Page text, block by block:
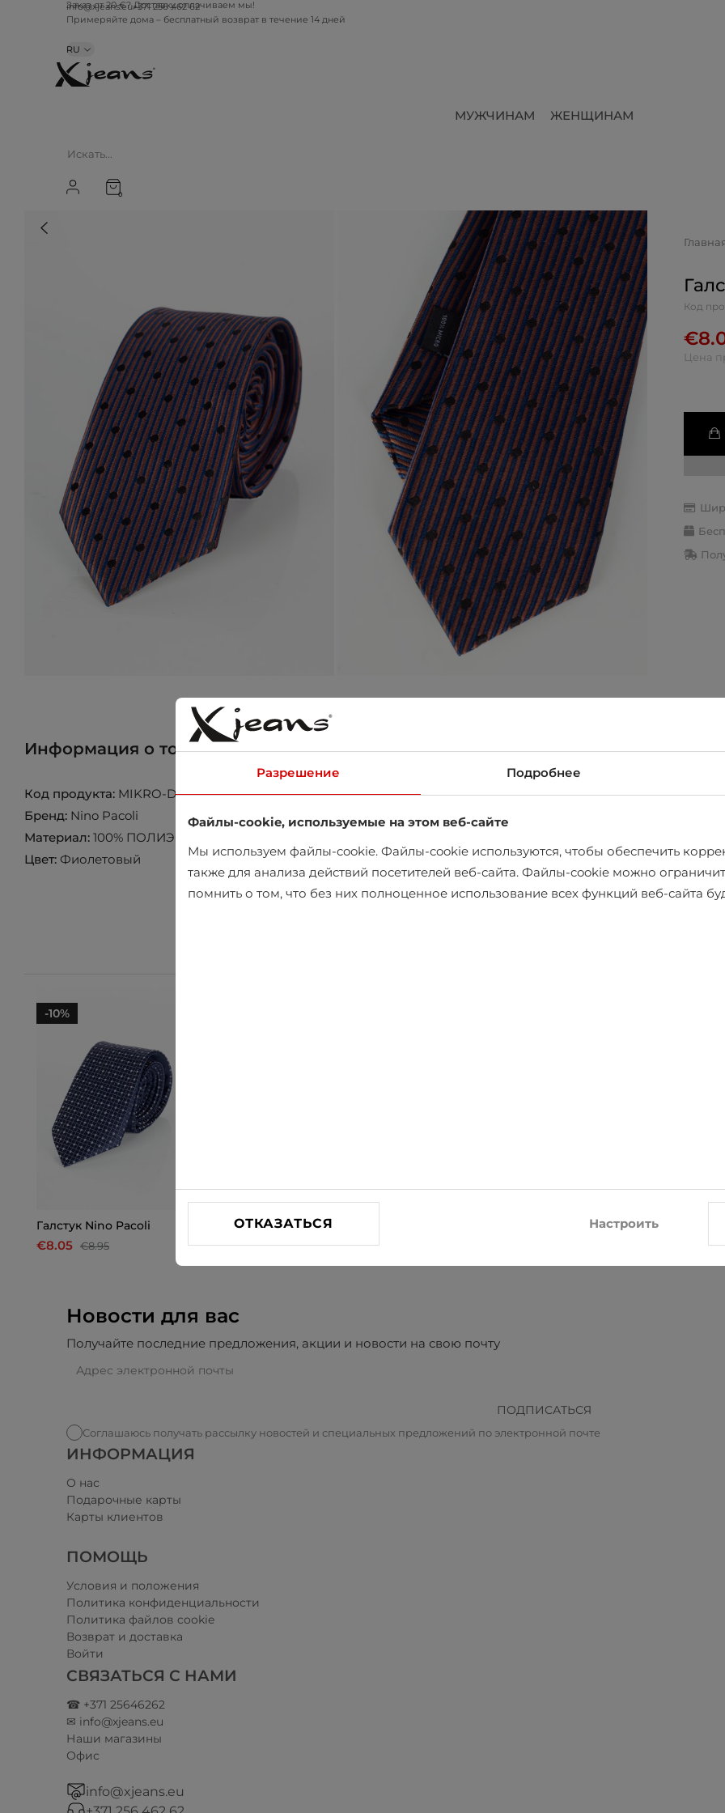
info@xjeans.eu+371 256 462 62
Заказ от 20 €? Доставку оплачиваем мы!
Примеряйте дома – бесплатный возврат в течение 14 дней
RU
МУЖЧИНАМ ЖЕНЩИНАМ
0
Код
€
Цена
Информация о товаре Найти товар в магазине
Код продукта: MIKRO-DESEN-SK1497-V8
Бренд: Nino Pacoli
Материал: 100% ПОЛИЭСТЕР
Цвет: Фиолетовый
-10%
Галстук Nino Pacoli
€8.05 €8.95
Галстук Nino Pacoli
€8.05 €8.95
Галстук Nino Pacoli
Новости для вас
Получайте последние предложения, акции и новости на свою почту
ПОДПИСАТЬСЯ
Соглашаюсь получать рассылку новостей и специальных предложений по электронной почте
ИНФОРМАЦИЯ
О нас
Подарочные карты
Карты клиентов
ПОМОЩЬ
Условия и положения​
Политика конфиденциальности
Политика файлов cookie
Возврат и доставка
Войти
СВЯЗАТЬСЯ С НАМИ
☎ +371 25646262
✉ info@xjeans.eu
Наши магазины
Офис
info@xjeans.eu
Разрешение Подробнее
Файлы-cookie, используемые на этом веб-сайте
Мы используем файлы-cookie. Файлы-cookie используются, чтобы обеспечить
также для анализа действий посетителей веб-сайта. Файлы-cookie можно
помнить о том, что без них полноценное использование всех функций веб-сайта
ОТКАЗАТЬСЯ Настроить